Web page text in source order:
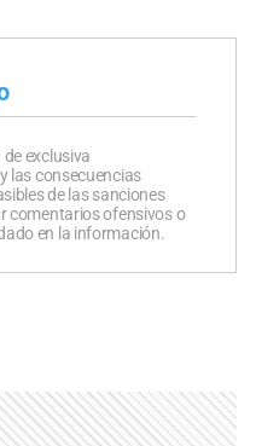
exclusiva
las consecuencias
de las sanciones
comentarios ofensivos o
en la información.